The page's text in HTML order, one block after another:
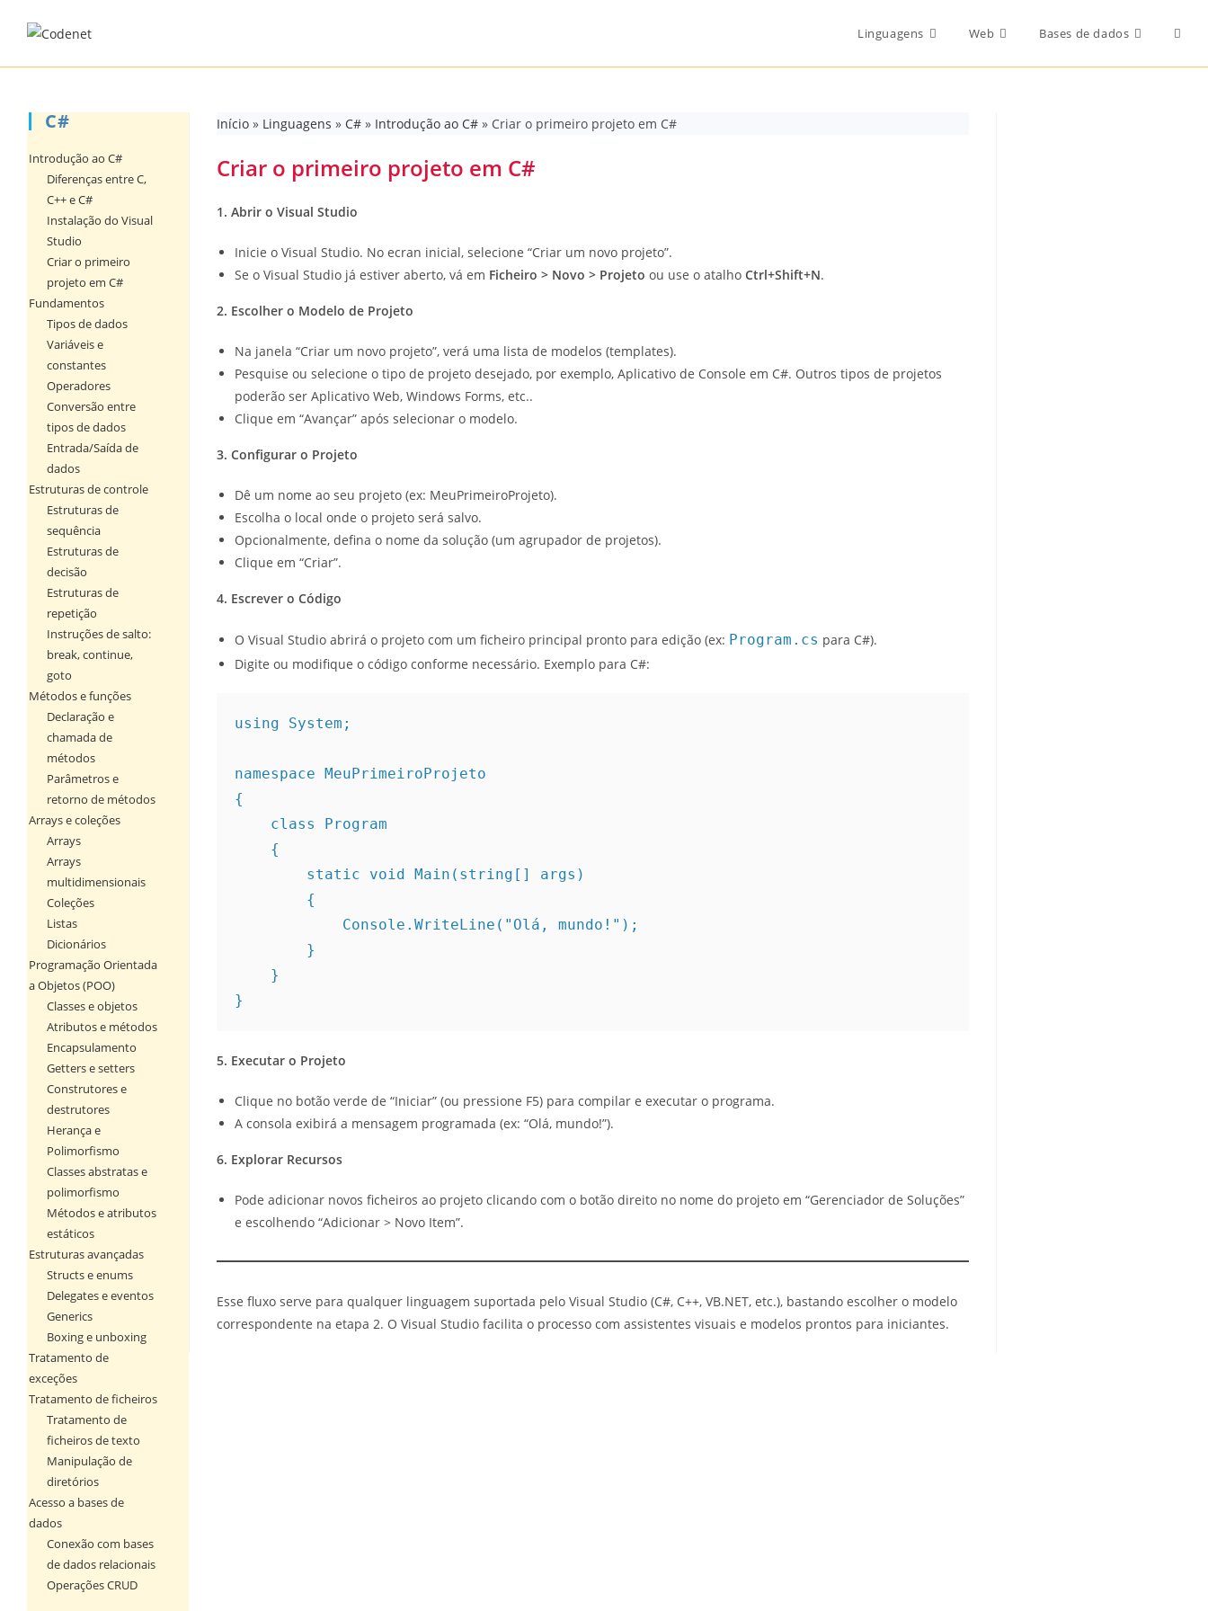
Linguagens Web Bases de dados
Início» Linguagens » C#» Introdução ao C#» Criar o primeiro projeto em C#
Criar o primeiro projeto em C#
1. Abrir o Visual Studio
Inicie o Visual Studio. No ecran inicial, selecione “Criar um novo projeto”.
Se o Visual Studio já estiver aberto, vá em Ficheiro > Novo > Projeto ou use o atalho Ctrl+Shift+N.
2. Escolher o Modelo de Projeto
Na janela “Criar um novo projeto”, verá uma lista de modelos (templates).
Pesquise ou selecione o tipo de projeto desejado, por exemplo, Aplicativo de Console em C#. Outros tipos de projetos
poderão ser Aplicativo Web, Windows Forms, etc..
Clique em “Avançar” após selecionar o modelo.
3. Configurar o Projeto
Dê um nome ao seu projeto (ex: MeuPrimeiroProjeto).
Escolha o local onde o projeto será salvo.
Opcionalmente, defina o nome da solução (um agrupador de projetos).
Clique em “Criar”.
4. Escrever o Código
O Visual Studio abrirá o projeto com um ficheiro principal pronto para edição (ex: Program.cs para C#).
Digite ou modifique o código conforme necessário. Exemplo para C#:
using System;
namespace MeuPrimeiroProjeto
{
    class Program
    {
        static void Main(string[] args)
        {
            Console.WriteLine("Olá, mundo!");
        }
    }
}
5. Executar o Projeto
Clique no botão verde de “Iniciar” (ou pressione F5) para compilar e executar o programa.
A consola exibirá a mensagem programada (ex: “Olá, mundo!”).
6. Explorar Recursos
Pode adicionar novos ficheiros ao projeto clicando com o botão direito no nome do projeto em “Gerenciador de Soluções”
e escolhendo “Adicionar > Novo Item”.
Esse fluxo serve para qualquer linguagem suportada pelo Visual Studio (C#, C++, VB.NET, etc.), bastando escolher o modelo
correspondente na etapa 2. O Visual Studio facilita o processo com assistentes visuais e modelos prontos para iniciantes.
C#
Introdução ao C#
Diferenças entre C,
C++ e C#
Instalação do Visual
Studio
Criar o primeiro
projeto em C#
Fundamentos
Tipos de dados
Variáveis e
constantes
Operadores
Conversão entre
tipos de dados
Entrada/Saída de
dados
Estruturas de controle
Estruturas de
sequência
Estruturas de
decisão
Estruturas de
repetição
Instruções de salto:
break, continue,
goto
Métodos e funções
Declaração e
chamada de
métodos
Parâmetros e
retorno de métodos
Arrays e coleções
Arrays
Arrays
multidimensionais
Coleções
Listas
Dicionários
Programação Orientada
a Objetos (POO)
Classes e objetos
Atributos e métodos
Encapsulamento
Getters e setters
Construtores e
destrutores
Herança e
Polimorfismo
Classes abstratas e
polimorfismo
Métodos e atributos
estáticos
Estruturas avançadas
Structs e enums
Delegates e eventos
Generics
Boxing e unboxing
Tratamento de
exceções
Tratamento de ficheiros
Tratamento de
ficheiros de texto
Manipulação de
diretórios
Acesso a bases de
dados
Conexão com bases
de dados relacionais
Operações CRUD